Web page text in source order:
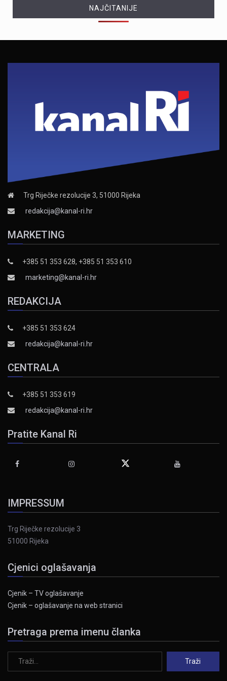
NAJČITANIJE
Trg Riječke rezolucije 3, 51000 Rijeka
redakcija@kanal-ri.hr
MARKETING
+385 51 353 628, +385 51 353 610
marketing@kanal-ri.hr
REDAKCIJA
+385 51 353 624
redakcija@kanal-ri.hr
CENTRALA
+385 51 353 619
redakcija@kanal-ri.hr
Pratite Kanal Ri
IMPRESSUM
Trg Riječke rezolucije 3
51000 Rijeka
Cjenici oglašavanja
Cjenik – TV oglašavanje
Cjenik – oglašavanje na web stranici
Pretraga prema imenu članka